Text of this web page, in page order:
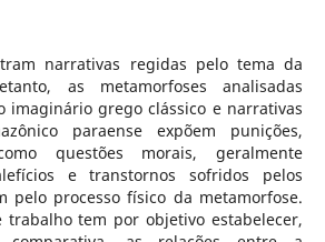
narrativas regidas pelo tema da
as metamorfoses analisadas
imaginário grego clássico e narrativas
paraense expõem punições,
questões morais, geralmente
e transtornos sofridos pelos
pelo processo físico da metamorfose.
trabalho tem por objetivo estabelecer,